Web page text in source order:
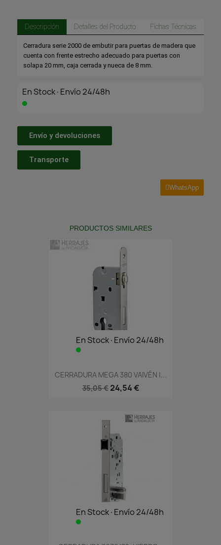
Descripción Detalles del Producto Fichas Técnicas
Cerradura serie 2000 de embutir para puertas de madera que
cuenta con frente estrecho adecuado para puertas con
solapa 20 mm, caja cerrada y nueca de 8 mm.
En Stock·Envío 24/48h
Envío y devoluciones
Transporte
WhatsApp
PRODUCTOS SIMILARES
En Stock·Envío 24/48h
CERRADURA MEGA 380 VAIVÉN |...
35,05 € 24,54 €
En Stock·Envío 24/48h